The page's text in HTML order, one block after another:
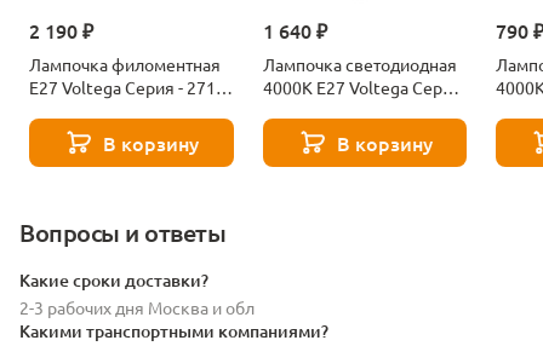
2 190 ₽
Лампочка филоментная
Е27 Voltega Серия - 271
В корзину
1 640 ₽
Лампочка светодиодная
4000К Е27 Voltega Серия
В корзину
790
Вопросы и ответы
Какие сроки доставки?
2-3 рабочих дня Москва и обл
Какими транспортными компаниями?